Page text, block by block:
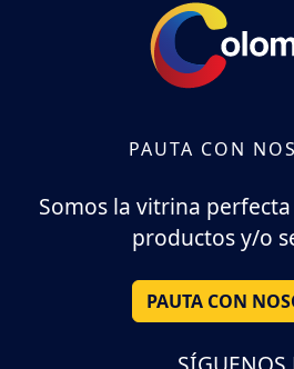
PAUTA CON
Somos la vitrina
productos y/o
PAUTA CON